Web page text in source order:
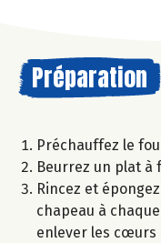
Préparation
Préchauffez le
Beurrez un plat à
Rincez et
chapeau à
enlever les cœurs